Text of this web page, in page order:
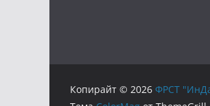
Копирайт © 2026 ФРСТ